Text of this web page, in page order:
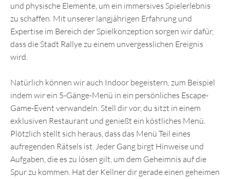
und physische Elemente, um ein immersives Spielerlebnis
zu schaffen. Mit unserer langjährigen Erfahrung und
Expertise im Bereich der Spielkonzeption sorgen wir dafür,
dass die Stadt Rallye zu einem unvergesslichen Ereignis
wird.
Natürlich können wir auch Indoor begeistern, zum Beispiel
indem wir ein 5-Gänge-Menü in ein persönliches Escape-
Game-Event verwandeln. Stell dir vor, du sitzt in einem
exklusiven Restaurant und genießt ein köstliches Menü.
Plötzlich stellt sich heraus, dass das Menü Teil eines
aufregenden Rätsels ist. Jeder Gang birgt Hinweise und
Aufgaben, die es zu lösen gilt, um dem Geheimnis auf die
Spur zu kommen. Hat der Kellner dir gerade einen geheimen